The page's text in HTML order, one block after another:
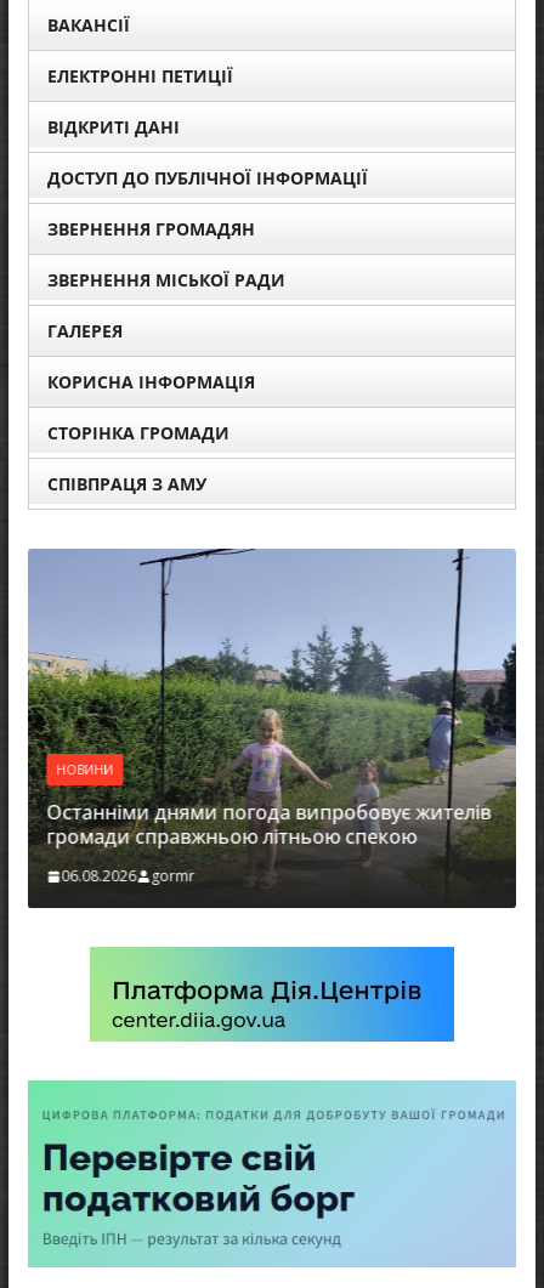
ВАКАНСІЇ
ЕЛЕКТРОННІ ПЕТИЦІЇ
ВІДКРИТІ ДАНІ
ДОСТУП ДО ПУБЛІЧНОЇ ІНФОРМАЦІЇ
ЗВЕРНЕННЯ ГРОМАДЯН
ЗВЕРНЕННЯ МІСЬКОЇ РАДИ
ГАЛЕРЕЯ
КОРИСНА ІНФОРМАЦІЯ
СТОРІНКА ГРОМАДИ
СПІВПРАЦЯ З АМУ
НОВИНИ
Останніми днями погода випробовує жителів
громади справжньою літньою спекою
06.08.2026 gormr